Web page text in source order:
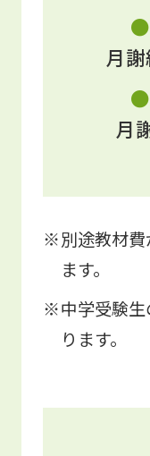
●
月
●
月
別途教材
ます。
中学受験
ります。